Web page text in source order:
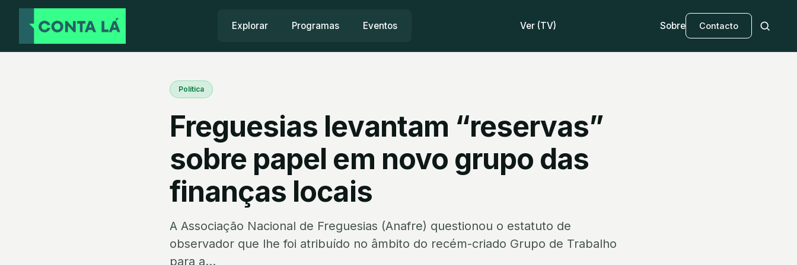
Explorar Programas Eventos Ver (TV) Sobre Contacto
Política
Freguesias levantam “reservas”
sobre papel em novo grupo das
finanças locais
A Associação Nacional de Freguesias (Anafre) questionou o estatuto de
observador que lhe foi atribuído no âmbito do recém-criado Grupo de Trabalho
para a...